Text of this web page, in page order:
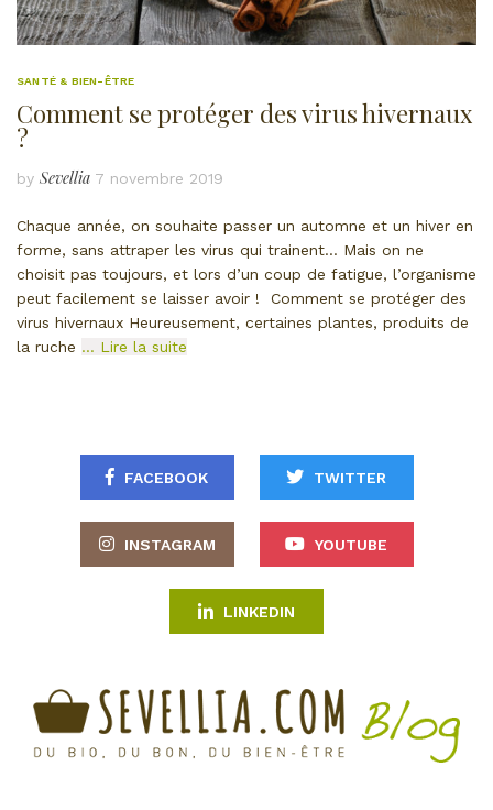
SANTÉ & BIEN-ÊTRE
Comment se protéger des virus hivernaux
?
by Sevellia 7 novembre 2019
Chaque année, on souhaite passer un automne et un hiver en
forme, sans attraper les virus qui trainent… Mais on ne
choisit pas toujours, et lors d’un coup de fatigue, l’organisme
peut facilement se laisser avoir ! Comment se protéger des
virus hivernaux Heureusement, certaines plantes, produits de
la ruche … Lire la suite
FACEBOOK TWITTER
INSTAGRAM YOUTUBE
LINKEDIN